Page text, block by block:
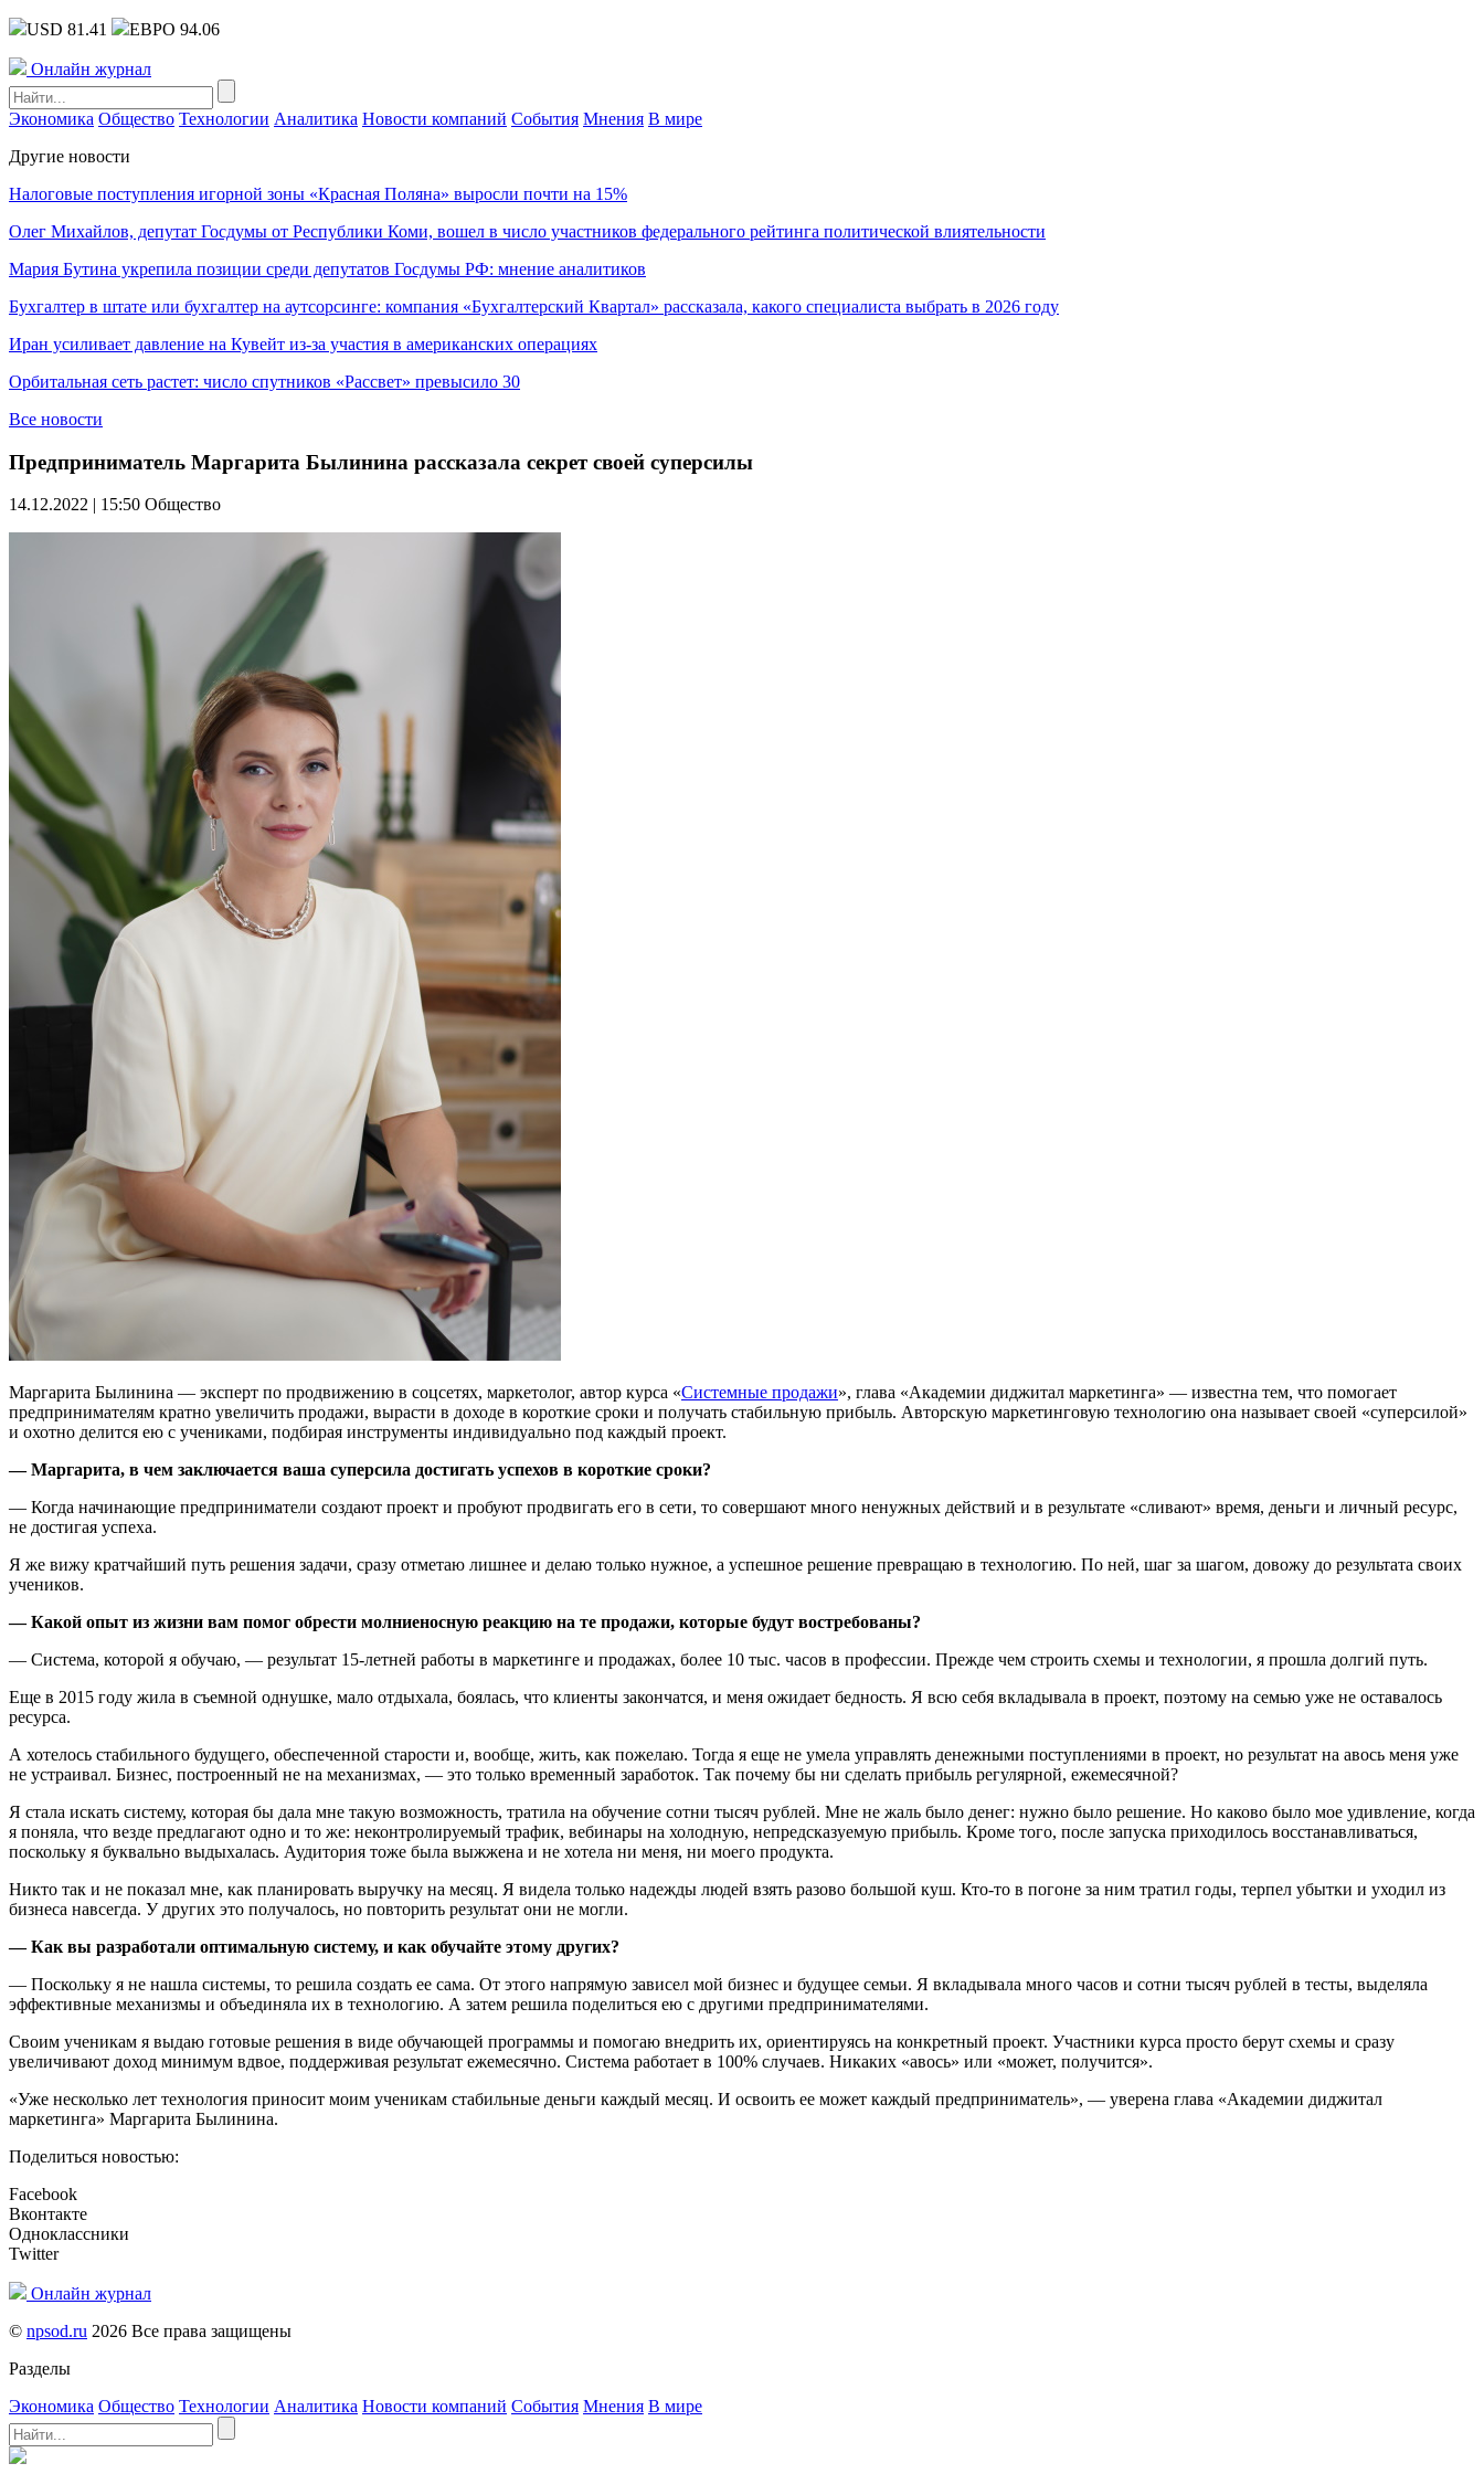
USD 81.41 ЕВРО 94.06
Онлайн журнал
Экономика Общество Технологии Аналитика Новости компаний События Мнения В мире
Другие новости
Налоговые поступления игорной зоны «Красная Поляна» выросли почти на 15%
Олег Михайлов, депутат Госдумы от Республики Коми, вошел в число участников федерального рейтинга политической влиятельности
Мария Бутина укрепила позиции среди депутатов Госдумы РФ: мнение аналитиков
Бухгалтер в штате или бухгалтер на аутсорсинге: компания «Бухгалтерский Квартал» рассказала, какого специалиста выбрать в 2026 году
Иран усиливает давление на Кувейт из-за участия в американских операциях
Орбитальная сеть растет: число спутников «Рассвет» превысило 30
Все новости
Предприниматель Маргарита Былинина рассказала секрет своей суперсилы
14.12.2022 | 15:50 Общество
Маргарита Былинина — эксперт по продвижению в соцсетях, маркетолог, автор курса «Системные продажи», глава «Академии диджитал маркетинга» — известна тем, что помогает
предпринимателям кратно увеличить продажи, вырасти в доходе в короткие сроки и получать стабильную прибыль. Авторскую маркетинговую технологию она называет своей «суперсилой»
и охотно делится ею с учениками, подбирая инструменты индивидуально под каждый проект.
— Маргарита, в чем заключается ваша суперсила достигать успехов в короткие сроки?
— Когда начинающие предприниматели создают проект и пробуют продвигать его в сети, то совершают много ненужных действий и в результате «сливают» время, деньги и личный ресурс,
не достигая успеха.
Я же вижу кратчайший путь решения задачи, сразу отметаю лишнее и делаю только нужное, а успешное решение превращаю в технологию. По ней, шаг за шагом, довожу до результата своих
учеников.
— Какой опыт из жизни вам помог обрести молниеносную реакцию на те продажи, которые будут востребованы?
— Система, которой я обучаю, — результат 15-летней работы в маркетинге и продажах, более 10 тыс. часов в профессии. Прежде чем строить схемы и технологии, я прошла долгий путь.
Еще в 2015 году жила в съемной однушке, мало отдыхала, боялась, что клиенты закончатся, и меня ожидает бедность. Я всю себя вкладывала в проект, поэтому на семью уже не оставалось
ресурса.
А хотелось стабильного будущего, обеспеченной старости и, вообще, жить, как пожелаю. Тогда я еще не умела управлять денежными поступлениями в проект, но результат на авось меня уже
не устраивал. Бизнес, построенный не на механизмах, — это только временный заработок. Так почему бы ни сделать прибыль регулярной, ежемесячной?
Я стала искать систему, которая бы дала мне такую возможность, тратила на обучение сотни тысяч рублей. Мне не жаль было денег: нужно было решение. Но каково было мое удивление, когда
я поняла, что везде предлагают одно и то же: неконтролируемый трафик, вебинары на холодную, непредсказуемую прибыль. Кроме того, после запуска приходилось восстанавливаться,
поскольку я буквально выдыхалась. Аудитория тоже была выжжена и не хотела ни меня, ни моего продукта.
Никто так и не показал мне, как планировать выручку на месяц. Я видела только надежды людей взять разово большой куш. Кто-то в погоне за ним тратил годы, терпел убытки и уходил из
бизнеса навсегда. У других это получалось, но повторить результат они не могли.
— Как вы разработали оптимальную систему, и как обучайте этому других?
— Поскольку я не нашла системы, то решила создать ее сама. От этого напрямую зависел мой бизнес и будущее семьи. Я вкладывала много часов и сотни тысяч рублей в тесты, выделяла
эффективные механизмы и объединяла их в технологию. А затем решила поделиться ею с другими предпринимателями.
Своим ученикам я выдаю готовые решения в виде обучающей программы и помогаю внедрить их, ориентируясь на конкретный проект. Участники курса просто берут схемы и сразу
увеличивают доход минимум вдвое, поддерживая результат ежемесячно. Система работает в 100% случаев. Никаких «авось» или «может, получится».
«Уже несколько лет технология приносит моим ученикам стабильные деньги каждый месяц. И освоить ее может каждый предприниматель», — уверена глава «Академии диджитал
маркетинга» Маргарита Былинина.
Поделиться новостью:
Facebook
Вконтакте
Одноклассники
Twitter
Онлайн журнал
© npsod.ru 2026 Все права защищены
Разделы
Экономика Общество Технологии Аналитика Новости компаний События Мнения В мире